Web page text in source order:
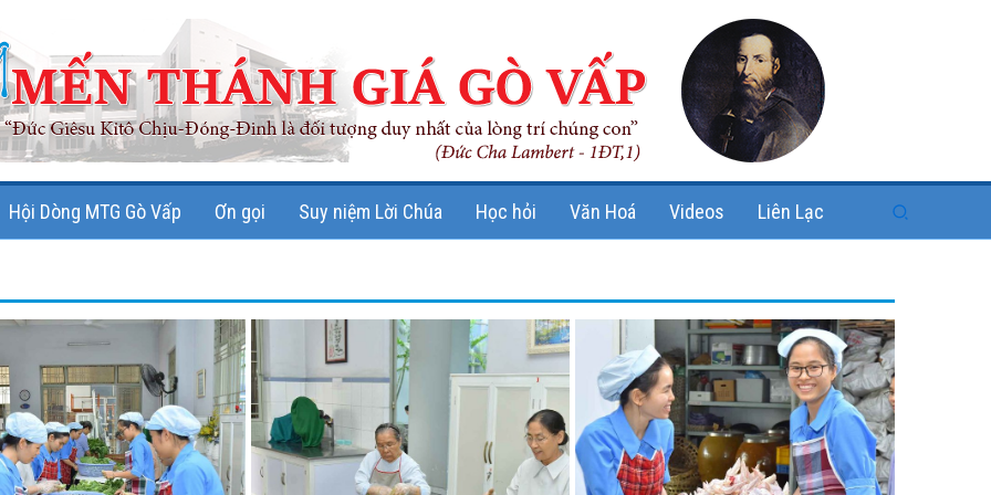
Hội Dòng MTG Gò Vấp Ơn gọi Suy niệm Lời Chúa Học hỏi Văn Hoá Videos Liên Lạc Search